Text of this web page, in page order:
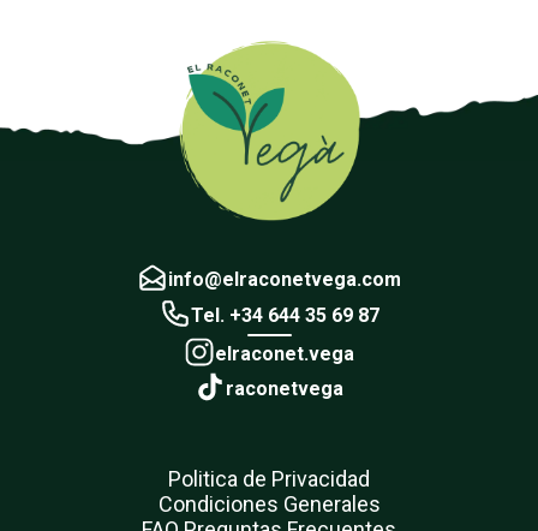
info@elraconetvega.com
Tel. +34 644 35 69 87
elraconet.vega
raconetvega
Politica de Privacidad
Condiciones Generales